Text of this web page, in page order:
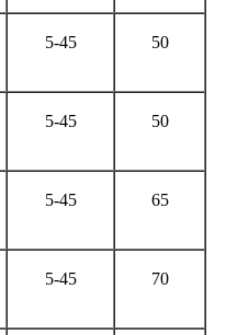
5-45 50
5-45 50
5-45 65
5-45 70